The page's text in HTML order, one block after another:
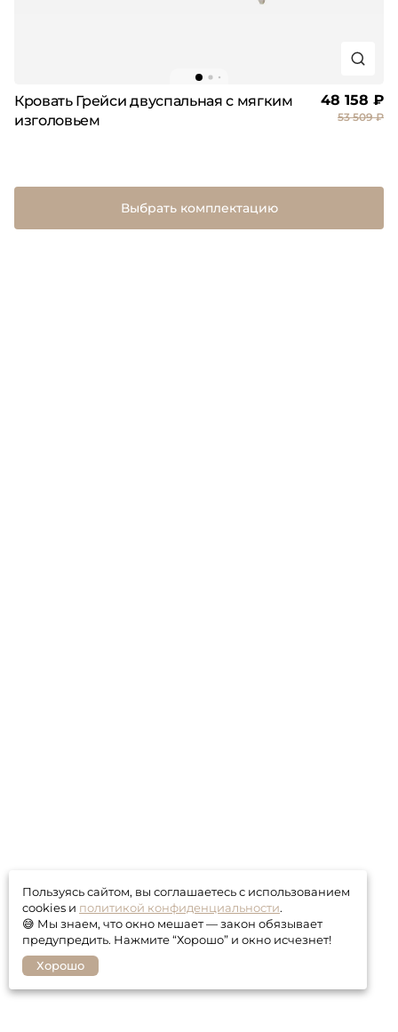
Кровать Грейси двуспальная с мягким
изголовьем
48 158 ₽
53 509 ₽
Выбрать комплектацию
Пользуясь сайтом, вы соглашаетесь с использованием
cookies и политикой конфиденциальности.
😅 Мы знаем, что окно мешает — закон обязывает
предупредить. Нажмите “Хорошо” и окно исчезнет!
Хорошо